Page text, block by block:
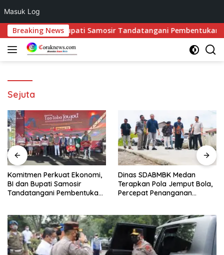
Masuk Log
Langsung
ke
konten
Breaking News
BI dan Bupati Samosir Tandatangani Pembentukan Tim
Sejuta
Dinas SDABMBK Medan
Terapkan Pola Jemput Bola,
Percepat Penanganan
Lantik 39 Pejabat di
Lingkungan Pemkab Toba,
Bupati Tekankan Integritas